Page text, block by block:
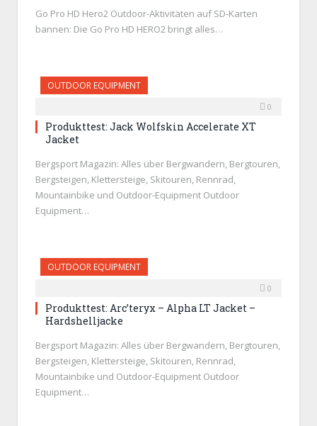
Go Pro HD Hero2 Outdoor-Aktivitäten auf SD-Karten
bannen: Die Go Pro HD HERO2 bringt alles…
OUTDOOR EQUIPMENT
0
Produkttest: Jack Wolfskin Accelerate XT
Jacket
Bergsport Magazin: Alles über Bergwandern, Bergtouren,
Bergsteigen, Klettersteige, Skitouren, Rennrad,
Mountainbike und Outdoor-Equipment Outdoor
Equipment…
OUTDOOR EQUIPMENT
0
Produkttest: Arc’teryx – Alpha LT Jacket –
Hardshelljacke
Bergsport Magazin: Alles über Bergwandern, Bergtouren,
Bergsteigen, Klettersteige, Skitouren, Rennrad,
Mountainbike und Outdoor-Equipment Outdoor
Equipment…